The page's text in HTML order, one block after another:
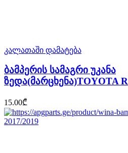
კალათაში დამატება
ბამპერის სამაგრი უკანა
ზედა(მარცხენა)TOYOTA
15.00₾